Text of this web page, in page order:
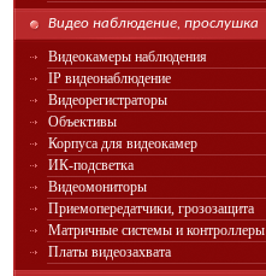
Видео наблюдение, прослушка
Видеокамеры наблюдения
IP видеонаблюдение
Видеорегистраторы
Объективы
Корпуса для видеокамер
ИК-подсветка
Видеомониторы
Приемопередатчики, грозозащита
Матричные системы и контроллеры
Платы видеозахвата